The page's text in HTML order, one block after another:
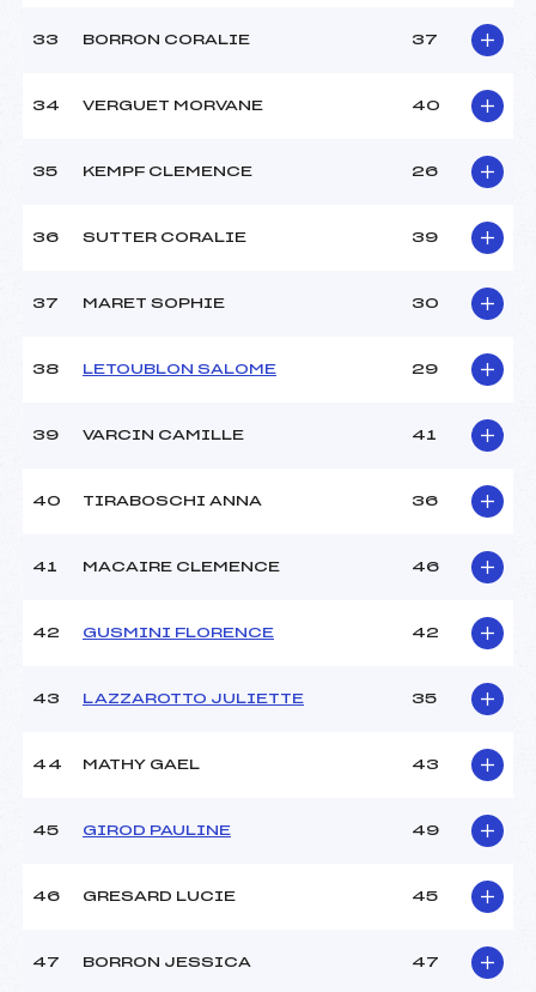
33 BORRON CORALIE 37
34 VERGUET MORVANE 40
35 KEMPF CLEMENCE 26
36 SUTTER CORALIE 39
37 MARET SOPHIE 30
38 LETOUBLON SALOME 29
39 VARCIN CAMILLE 41
40 TIRABOSCHI ANNA 36
41 MACAIRE CLEMENCE 46
42 GUSMINI FLORENCE 42
43 LAZZAROTTO JULIETTE 35
44 MATHY GAEL 43
45 GIROD PAULINE 49
46 GRESARD LUCIE 45
47 BORRON JESSICA 47